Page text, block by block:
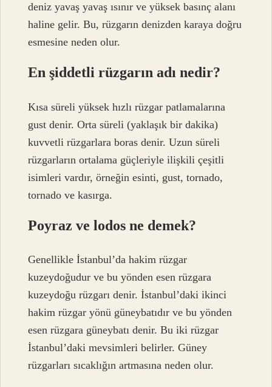
deniz yavaş yavaş ısınır ve yüksek basınç alanı
haline gelir. Bu, rüzgarın denizden karaya doğru
esmesine neden olur.
En şiddetli rüzgarın adı nedir?
Kısa süreli yüksek hızlı rüzgar patlamalarına
gust denir. Orta süreli (yaklaşık bir dakika)
kuvvetli rüzgarlara boras denir. Uzun süreli
rüzgarların ortalama güçleriyle ilişkili çeşitli
isimleri vardır, örneğin esinti, gust, tornado,
tornado ve kasırga.
Poyraz ve lodos ne demek?
Genellikle İstanbul’da hakim rüzgar
kuzeydoğudur ve bu yönden esen rüzgara
kuzeydoğu rüzgarı denir. İstanbul’daki ikinci
hakim rüzgar yönü güneybatıdır ve bu yönden
esen rüzgara güneybatı denir. Bu iki rüzgar
İstanbul’daki mevsimleri belirler. Güney
rüzgarları sıcaklığın artmasına neden olur.